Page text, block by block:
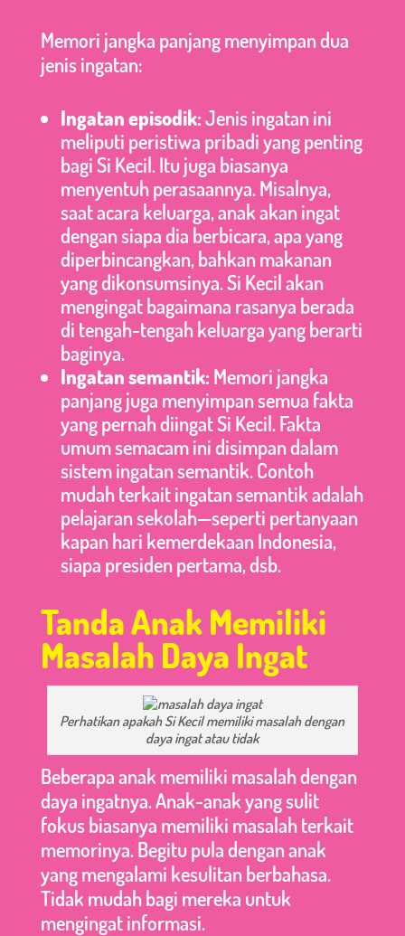
Memori jangka panjang menyimpan dua
jenis ingatan:
Ingatan episodik:Jenis ingatan ini
meliputi peristiwa pribadi yang penting
bagi Si Kecil. Itu juga biasanya
menyentuh perasaannya. Misalnya,
saat acara keluarga, anak akan ingat
dengan siapa dia berbicara, apa yang
diperbincangkan, bahkan makanan
yang dikonsumsinya. Si Kecil akan
mengingat bagaimana rasanya berada
di tengah-tengah keluarga yang berarti
baginya.
Ingatan semantik: Memori jangka
panjang juga menyimpan semua fakta
yang pernah diingat Si Kecil. Fakta
umum semacam ini disimpan dalam
sistem ingatan semantik. Contoh
mudah terkait ingatan semantik adalah
pelajaran sekolah—seperti pertanyaan
kapan hari kemerdekaan Indonesia,
siapa presiden pertama, dsb.
Tanda Anak Memiliki
Masalah Daya Ingat
Perhatikan apakah Si Kecil memiliki masalah dengan
daya ingat atau tidak
Beberapa anak memiliki masalah dengan
daya ingatnya. Anak-anak yang sulit
fokus biasanya memiliki masalah terkait
memorinya. Begitu pula dengan anak
yang mengalami kesulitan berbahasa.
Tidak mudah bagi mereka untuk
mengingat informasi.